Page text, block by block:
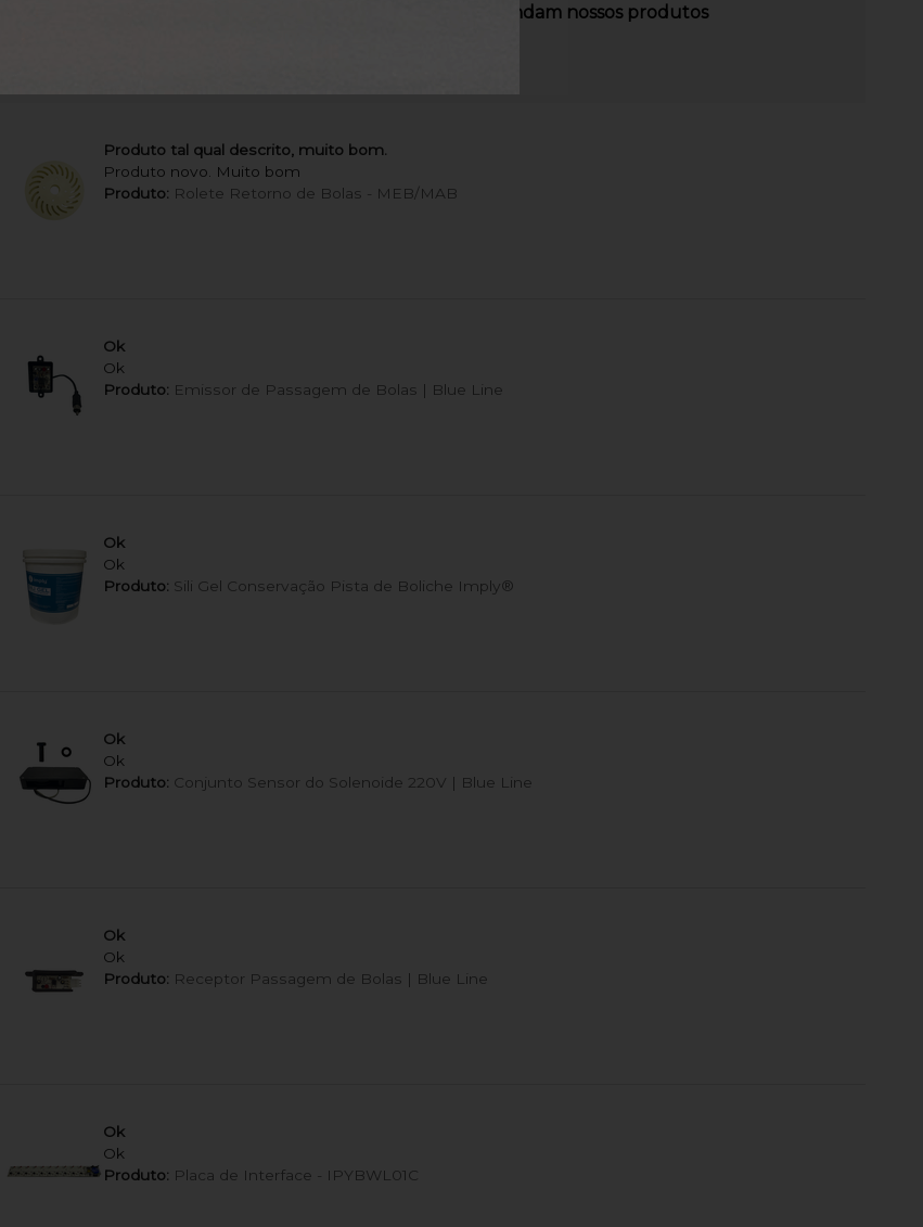
nossa loja.
dos clientes recomendam nossos produtos
Produto tal qual descrito, muito bom.
Produto novo. Muito bom
Produto: Rolete Retorno de Bolas - MEB/MAB
Ok
Ok
Produto: Emissor de Passagem de Bolas | Blue Line
Ok
Ok
Produto: Sili Gel Conservação Pista de Boliche Imply®
Ok
Ok
Produto: Conjunto Sensor do Solenoide 220V | Blue Line
Ok
Ok
Produto: Receptor Passagem de Bolas | Blue Line
Ok
Ok
Produto: Placa de Interface - IPYBWL01C